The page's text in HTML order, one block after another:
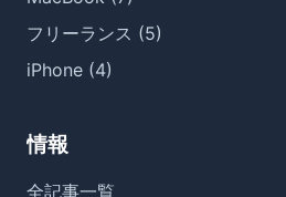
フリーランス (5)
iPhone (4)
情報
全記事一覧